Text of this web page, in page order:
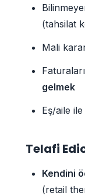
(tahsilat
Mali
gelmek
Eş/aile
Telafi
Kendini
(retail